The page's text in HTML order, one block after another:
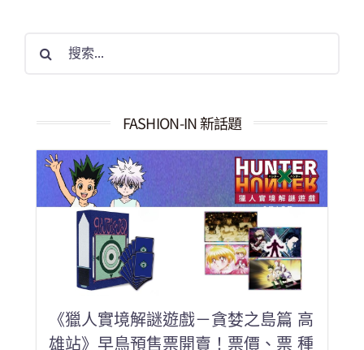
FASHION-IN 新話題
《獵人實境解謎遊戲－貪婪之島篇 高
雄站》早鳥預售票開賣！票價、票 種